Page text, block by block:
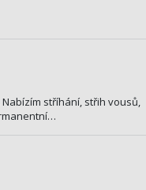
stříhání, střih vousů,